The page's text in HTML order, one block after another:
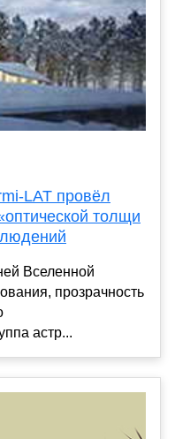
LAT провёл
толщи
Вселенной
прозрачность
астр...